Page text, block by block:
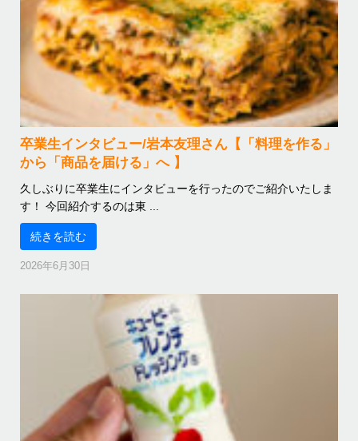
卒業生インタビュー/岩本友理さん【「料理を作る」
から「商品を届ける」へ 】
久しぶりに卒業生にインタビューを行ったのでご紹介いたしま
す！ 今回紹介するのは東 ...
続きを読む
2026年6月30日